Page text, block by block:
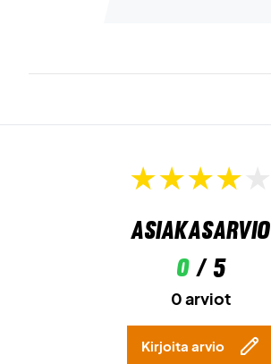
Asiakasarvio
0/ 5
0 arviot
Kirjoita arvio